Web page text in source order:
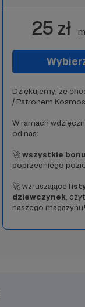
25 zł
Dziękujemy, że
/ Patronem
W ramach
od nas:
🚀wszystkie
poprzedniego
🚀 wzruszające
dziewczynek ,
naszego magazynu!